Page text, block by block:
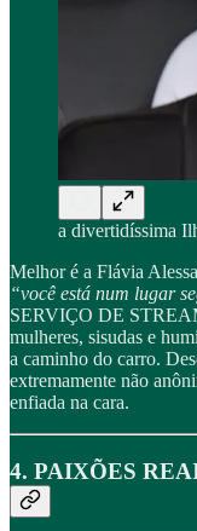
a divertidíssima
Melhor é a Flávia
“você está num lugar
SERVIÇO DE
mulheres, sisudas e
a caminho do carro.
extremamente não
enfiada na cara.
4. PAIXÕES